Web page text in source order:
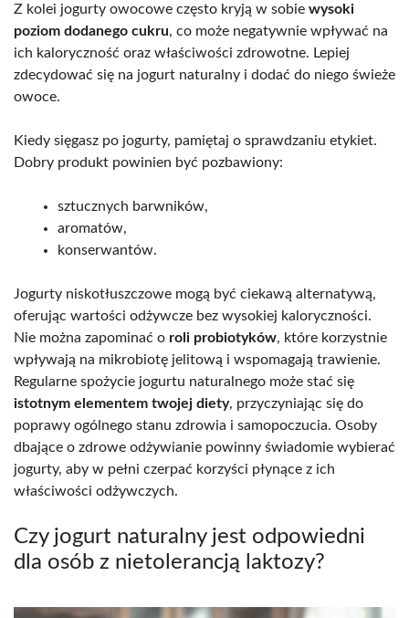
Z kolei jogurty owocowe często kryją w sobie wysoki
poziom dodanego cukru, co może negatywnie wpływać na
ich kaloryczność oraz właściwości zdrowotne. Lepiej
zdecydować się na jogurt naturalny i dodać do niego świeże
owoce.
Kiedy sięgasz po jogurty, pamiętaj o sprawdzaniu etykiet.
Dobry produkt powinien być pozbawiony:
sztucznych barwników,
aromatów,
konserwantów.
Jogurty niskotłuszczowe mogą być ciekawą alternatywą,
oferując wartości odżywcze bez wysokiej kaloryczności.
Nie można zapominać o roli probiotyków, które korzystnie
wpływają na mikrobiotę jelitową i wspomagają trawienie.
Regularne spożycie jogurtu naturalnego może stać się
istotnym elementem twojej diety, przyczyniając się do
poprawy ogólnego stanu zdrowia i samopoczucia. Osoby
dbające o zdrowe odżywianie powinny świadomie wybierać
jogurty, aby w pełni czerpać korzyści płynące z ich
właściwości odżywczych.
Czy jogurt naturalny jest odpowiedni
dla osób z nietolerancją laktozy?